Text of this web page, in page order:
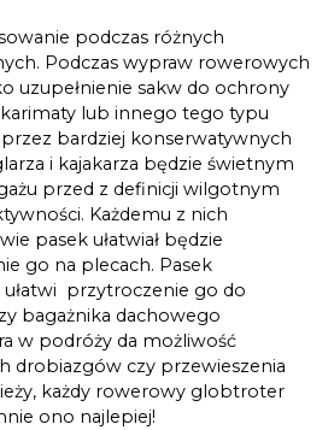
podczas różnych
Podczas wypraw rowerowych
uzupełnienie sakw do ochrony
lub innego tego typu
bardziej konserwatywnych
i kajakarza będzie świetnym
przed z definicji wilgotnym
Każdemu z nich
pasek ułatwiał będzie
go na plecach. Pasek
przytroczenie go do
bagażnika dachowego
w podróży da możliwość
drobiazgów czy przewieszenia
każdy rowerowy globtroter
ono najlepiej!